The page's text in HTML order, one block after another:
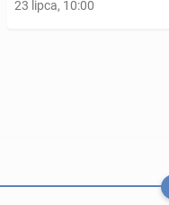
23 lipca, 10:00